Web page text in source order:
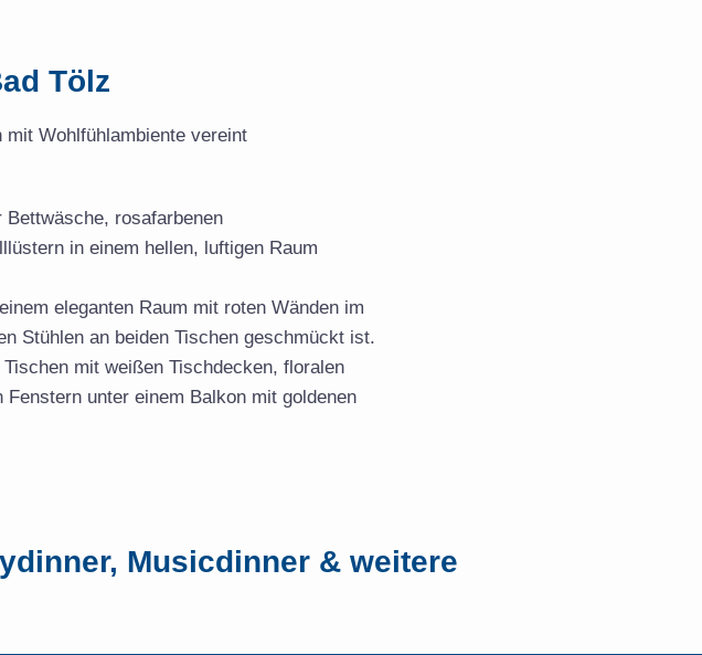
Tölz
Wohlfühlambiente vereint
Musicdinner & weitere